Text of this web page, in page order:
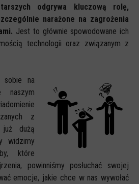
odgrywa kluczową rolę,
narażone na zagrożenia
Jest to głównie spowodowane ich
technologii oraz związanym z
sobie na
naszym
z
już dużą
widzimy
które
powinniśmy posłuchać swojej
emocje, jakie chce w nas wywołać